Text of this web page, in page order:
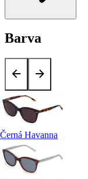
Barva
Černá Havanna